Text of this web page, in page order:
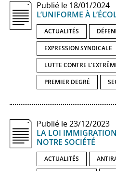
Publié le 18/01/2024
L’UNIFORME À
ACTUALITÉS
EXPRESSION SYNDICALE
LUTTE CONTRE
PREMIER DEGRÉ
Publié le 23/12/2023
LA LOI
NOTRE SOCIÉTÉ
ACTUALITÉS